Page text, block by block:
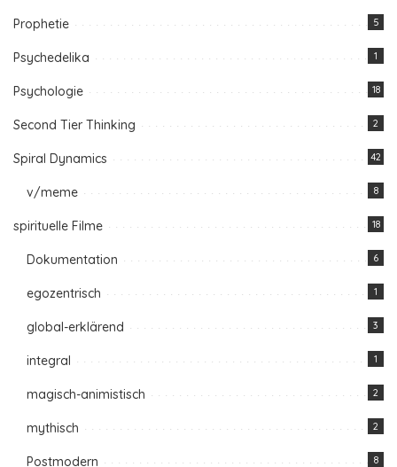
Prophetie 5
Psychedelika 1
Psychologie 18
Second Tier Thinking 2
Spiral Dynamics 42
v/meme 8
spirituelle Filme 18
Dokumentation 6
egozentrisch 1
global-erklärend 3
integral 1
magisch-animistisch 2
mythisch 2
Postmodern 8